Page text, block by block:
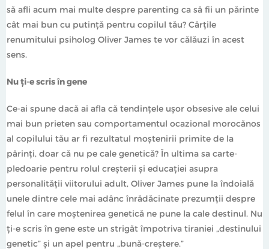
Cum să nu-i faci la cap
,,Ce sper să reușesc să explic în această carte este că
sub 3 ani nu reprezintă o problemă. Prin asta nu vreau
este altceva decât o muncă istovitoare, repetitivă și
incredibil de exigentă din punct de vedere emoțional,
intelectual și psihic. Ce vreau să zic este că, în momentul
în care te oprești și te gândești la asta, majoritatea
oamenilor pot schimba un scutec, ridica în brațe un
bebeluș care plânge sau încălzi laptele pentru biberon.
Pașii, material vorbind, de care este nevoie sunt ușori în
esență. Dificultatea apare din a ști exact ce pași să
întreprinzi, când și cum să-i execuți într-un moment
să afli acum mai multe despre parenting ca să fii un părinte
cât mai bun cu putință pentru copilul tău? Cărțile
renumitului psiholog Oliver James te vor călăuzi în acest
sens.
Nu ți-e scris în gene
Ce-ai spune dacă ai afla că tendinţele uşor obsesive ale celui
mai bun prieten sau comportamentul ocazional morocănos
al copilului tău ar fi rezultatul moştenirii primite de la
părinţi, doar că nu pe cale genetică? În ultima sa carte-
pledoarie pentru rolul creşterii şi educaţiei asupra
personalităţii viitorului adult, Oliver James pune la îndoială
unele dintre cele mai adânc înrădăcinate prezumţii despre
felul în care moştenirea genetică ne pune la cale destinul. Nu
ți-e scris în gene este un strigăt împotriva tiraniei „destinului
genetic” şi un apel pentru „bună-creștere.”